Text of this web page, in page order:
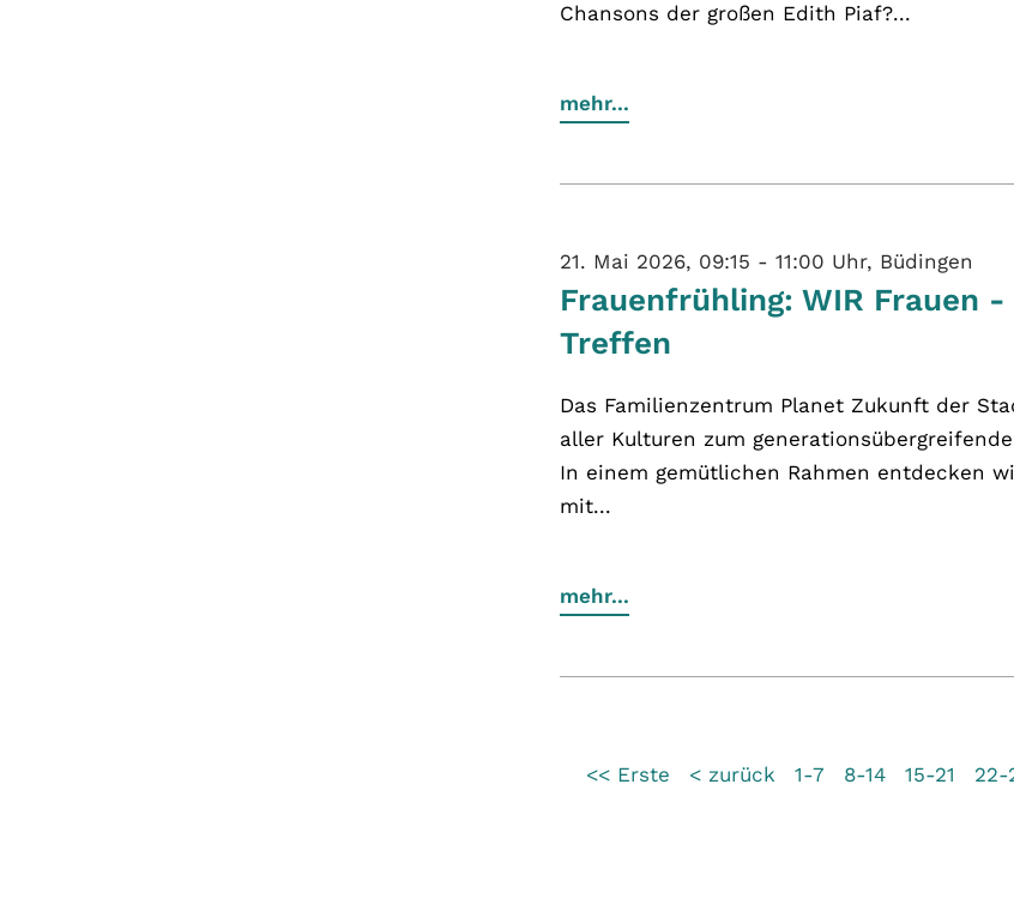
Chansons der großen Edith Piaf?...
mehr...
21. Mai 2026, 09:15 - 11:00 Uhr, Büdingen
Frauenfrühling: WIR Frauen
Treffen
Das Familienzentrum Planet Zukunft der
aller Kulturen zum
In einem gemütlichen Rahmen entdecken
mit...
mehr...
<< Erste < zurück 1-7 8-14 15-21 22-